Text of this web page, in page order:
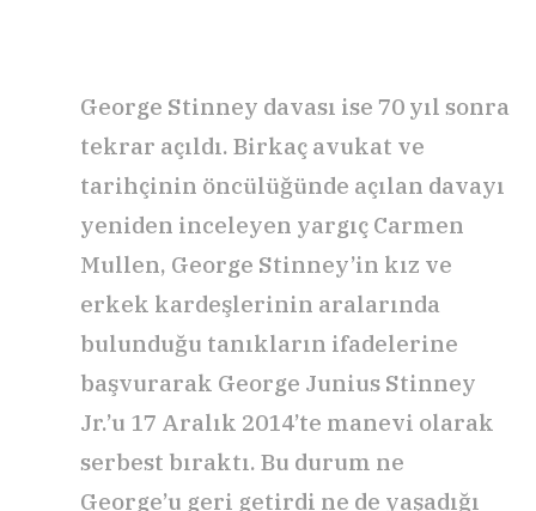
George Stinney davası ise 70 yıl sonra
tekrar açıldı. Birkaç avukat ve
tarihçinin öncülüğünde açılan davayı
yeniden inceleyen yargıç Carmen
Mullen, George Stinney’in kız ve
erkek kardeşlerinin aralarında
bulunduğu tanıkların ifadelerine
başvurarak George Junius Stinney
Jr.’u 17 Aralık 2014’te manevi olarak
serbest bıraktı. Bu durum ne
George’u geri getirdi ne de yaşadığı